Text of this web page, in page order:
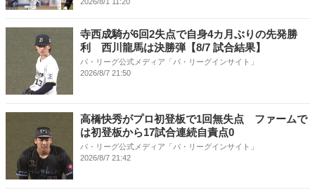
寺西成騎が6回2失点で自身4カ月ぶりの先発勝
利 西川龍馬は決勝弾【8/7 試合結果】
パ・リーグ公式メディア「パ・リーグインサイト」
2026/8/7 21:50
高橋快秀がプロ初登板で1回無失点 ファームで
は初登板から17試合連続自責点0
パ・リーグ公式メディア「パ・リーグインサイト」
2026/8/7 21:42